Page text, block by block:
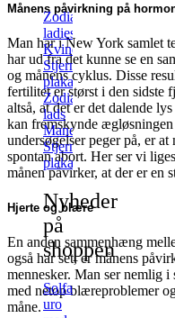
Zodiac
ladies
Kvindelige
Stjernetegns
plakater
Zodiac
lads
Mandlige
Stjernetegns
plakater
Nyheder
på
shoppen
Solfanger
uro
Månens påvirkning på
Man har i New York samlet
har ud fra det kunne se en
og månens cyklus. Disse
fertilitet er størst i den sidste
altså, at det er det dalende
kan fremskynde
undersøgelser peger på, er
spontan abort. Her ser vi
månen påvirker, at der er en
Hjerte og blære
En anden sammenhæng
også har set, er månens
mennesker. Man ser nemlig
med netop blæreproblemer
måne.